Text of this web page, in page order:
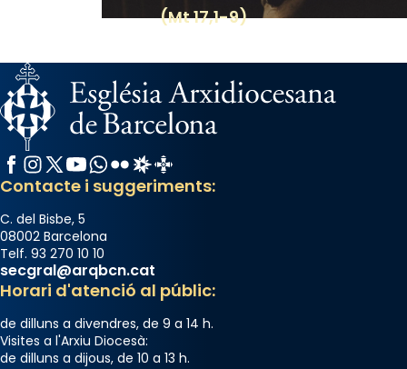
El seu sepulcre a Compostela fou un gran
el món cristià, després de Roma i terra
Santa.
«A Raïms de Sant Jaume, raïms aigualits;
raïms de setembre te'n llepes els dits»,
segons una dita popular.
Photo
View on Facebook
(Mt 17,1-9)
Facebook
Instagram
X / Twitter
YouTube
WhatsApp
FlickrRadio Estel
Catalunya Cristiana
Contacte i suggeriments:
C. del Bisbe, 5
08002 Barcelona
Telf. 93 270 10 10
secgral@arqbcn.cat
Horari d'atenció al públic:
de dilluns a divendres, de 9 a 14 h.
Visites a l'Arxiu Diocesà:
de dilluns a dijous, de 10 a 13 h.